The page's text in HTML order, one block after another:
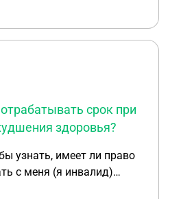
отпуска или как-то по-
отработки?
срок при
здоровья?
узнать, имеет ли право
с меня (я инвалид)
а то и месяц, который